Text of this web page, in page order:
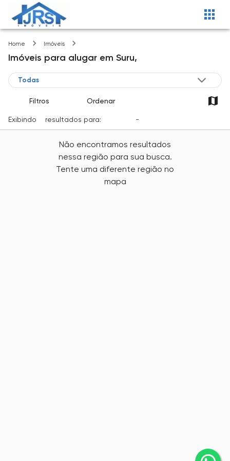
Home Imóveis
Imóveis para alugar em Suru,
Filtros Ordenar
Exibindo resultados para: -
Não encontramos resultados
nessa região para sua busca.
Tente uma diferente região no
mapa